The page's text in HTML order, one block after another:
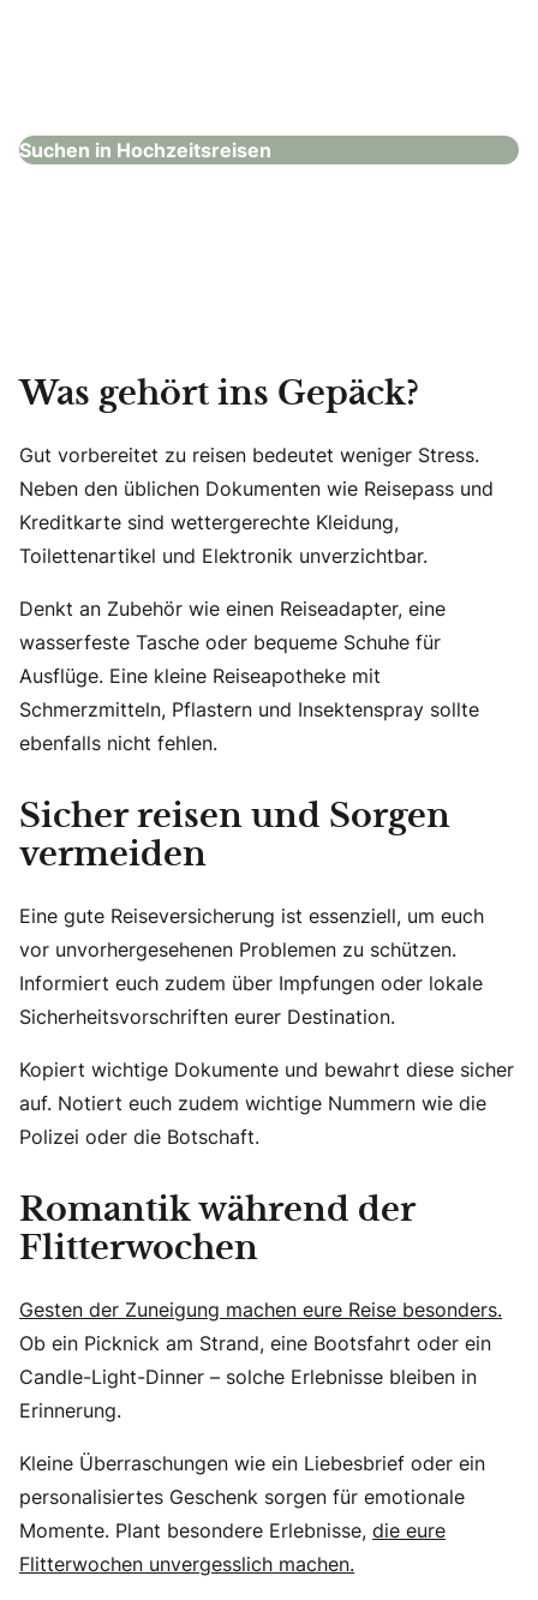
Suchen in Hochzeitsreisen
Was gehört ins Gepäck?
Gut vorbereitet zu reisen bedeutet weniger Stress.
Neben den üblichen Dokumenten wie Reisepass und
Kreditkarte sind wettergerechte Kleidung,
Toilettenartikel und Elektronik unverzichtbar.
Denkt an Zubehör wie einen Reiseadapter, eine
wasserfeste Tasche oder bequeme Schuhe für
Ausflüge. Eine kleine Reiseapotheke mit
Schmerzmitteln, Pflastern und Insektenspray sollte
ebenfalls nicht fehlen.
Sicher reisen und Sorgen
vermeiden
Eine gute Reiseversicherung ist essenziell, um euch
vor unvorhergesehenen Problemen zu schützen.
Informiert euch zudem über Impfungen oder lokale
Sicherheitsvorschriften eurer Destination.
Kopiert wichtige Dokumente und bewahrt diese sicher
auf. Notiert euch zudem wichtige Nummern wie die
Polizei oder die Botschaft.
Romantik während der
Flitterwochen
Gesten der Zuneigung machen eure Reise besonders.
Ob ein Picknick am Strand, eine Bootsfahrt oder ein
Candle-Light-Dinner – solche Erlebnisse bleiben in
Erinnerung.
Kleine Überraschungen wie ein Liebesbrief oder ein
personalisiertes Geschenk sorgen für emotionale
Momente. Plant besondere Erlebnisse, die eure
Flitterwochen unvergesslich machen.